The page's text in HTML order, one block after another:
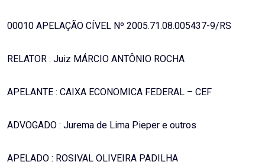
00010 APELAÇÃO CÍVEL Nº 2005.71.08.005437-9/RS
RELATOR : Juiz MÁRCIO ANTÔNIO ROCHA
APELANTE : CAIXA ECONOMICA FEDERAL – CEF
ADVOGADO : Jurema de Lima Pieper e outros
APELADO : ROSIVAL OLIVEIRA PADILHA